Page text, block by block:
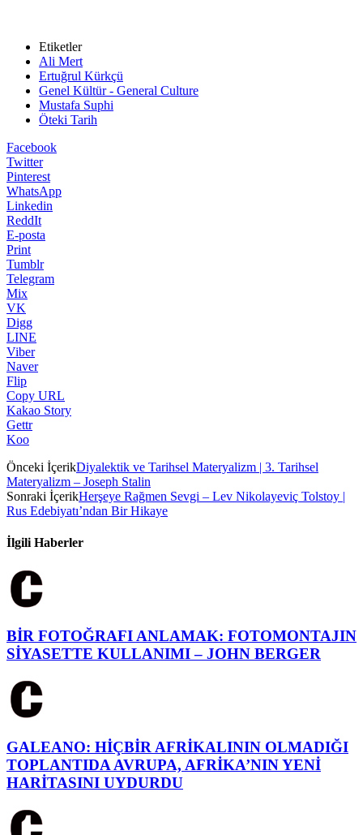
Etiketler
Ali Mert
Ertuğrul Kürkçü
Genel Kültür - General Culture
Mustafa Suphi
Öteki Tarih
Facebook
Twitter
Pinterest
WhatsApp
Linkedin
ReddIt
E-posta
Print
Tumblr
Telegram
Mix
VK
Digg
LINE
Viber
Naver
Flip
Copy URL
Kakao Story
Gettr
Koo
Önceki İçerikDiyalektik ve Tarihsel Materyalizm | 3. Tarihsel
Materyalizm – Joseph Stalin
Sonraki İçerikHerşeye Rağmen Sevgi – Lev Nikolayeviç Tolstoy |
Rus Edebiyatı’ndan Bir Hikaye
İlgili Haberler
BİR FOTOĞRAFI ANLAMAK: FOTOMONTAJIN
SİYASETTE KULLANIMI – JOHN BERGER
GALEANO: HİÇBİR AFRİKALININ OLMADIĞI
TOPLANTIDA AVRUPA, AFRİKA’NIN YENİ
HARİTASINI UYDURDU